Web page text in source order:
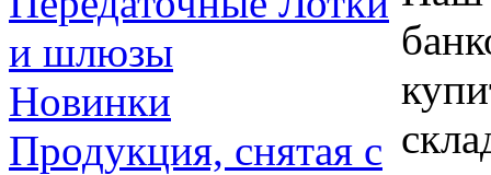
и шлюзы
Новинки
Продукция, снятая с